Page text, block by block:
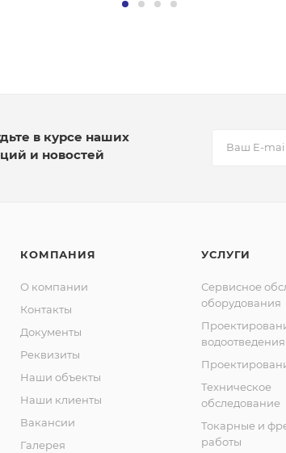
в курсе наших
и новостей
КОМПАНИЯ
О компании
Контакты
Документы
Реквизиты
Наши объекты
Наши клиенты
Вакансии
Галерея
УСЛУГИ
Сервисное
оборудования
водоотведения
Техническое
обследование
Токарные и
работы